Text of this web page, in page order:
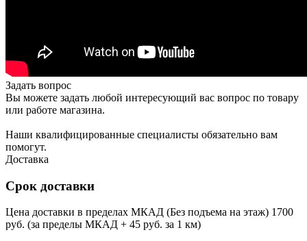
Задать вопрос
Вы можете задать любой интересующий вас вопрос по товару
или работе магазина.
Наши квалифицированные специалисты обязательно вам
помогут.
Доставка
Срок доставки
Цена доставки в пределах МКАД (Без подъема на этаж) 1700
руб. (за пределы МКАД + 45 руб. за 1 км)